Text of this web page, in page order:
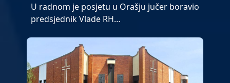
U radnom je posjetu u Orašju jučer boravio
predsjednik Vlade RH…